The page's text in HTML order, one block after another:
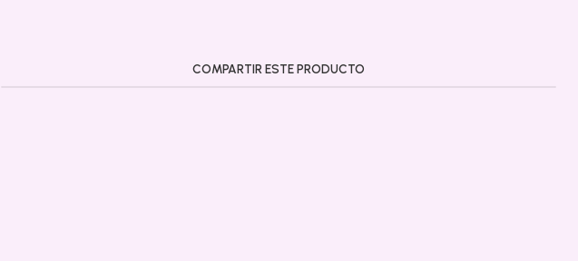
COMPARTIR ESTE PRODUCTO